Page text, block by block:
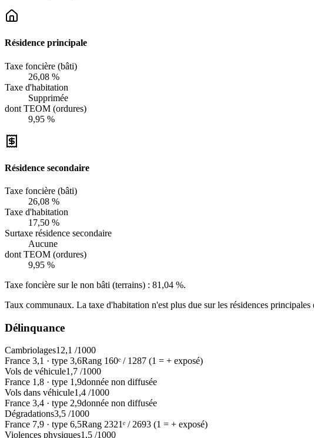
Résidence principale
Taxe foncière (bâti)
26,08 %
Taxe d'habitation
Supprimée
dont TEOM (ordures)
9,95 %
Résidence secondaire
Taxe foncière (bâti)
26,08 %
Taxe d'habitation
17,50 %
Surtaxe résidence secondaire
Aucune
dont TEOM (ordures)
9,95 %
Taxe foncière sur le non bâti (terrains) : 81,04 %.
Taux communaux. La taxe d'habitation n'est plus due sur les résidences
Délinquance
Cambriolages12,1 /1000
France 3,1 · type 3,6Rang 160ᵉ / 1287 (1 = + exposé)
Vols de véhicule1,7 /1000
France 1,8 · type 1,9donnée non diffusée
Vols dans véhicule1,4 /1000
France 3,4 · type 2,9donnée non diffusée
Dégradations3,5 /1000
France 7,9 · type 6,5Rang 2321ᵉ /2693 (1 = + exposé)
Violences physiques1,5 /1000